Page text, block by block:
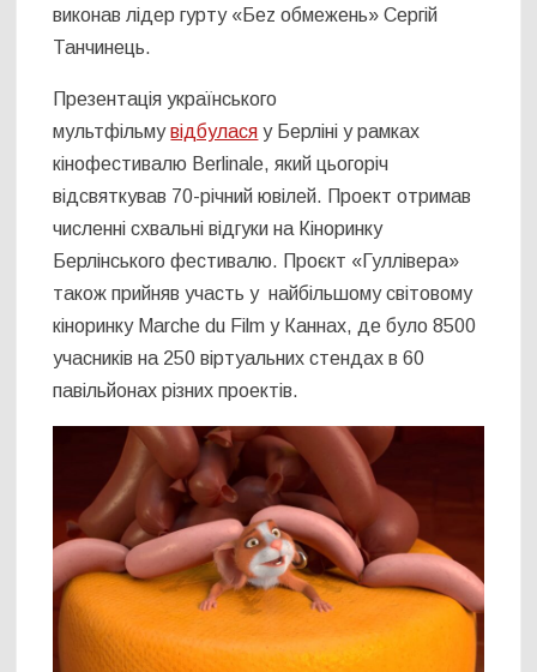
виконав лідер гурту «Беz обмежень» Сергій
Танчинець.
Презентація українського
мультфільмувідбулася у Берліні у рамках
кінофестивалю Berlinale, який цьогоріч
відсвяткував 70-річний ювілей. Проект отримав
численні схвальні відгуки на Кіноринку
Берлінського фестивалю. Проєкт «Гуллівера»
також прийняв участь у найбільшому світовому
кіноринку Marche du Film у Каннах, де було 8500
учасників на 250 віртуальних стендах в 60
павільйонах різних проектів.